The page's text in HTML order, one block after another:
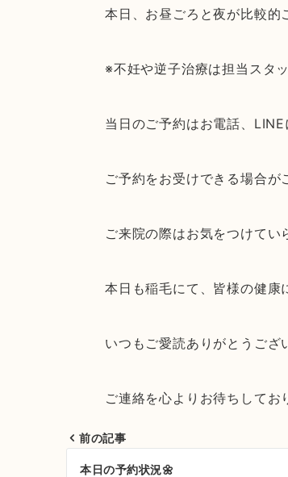
本日、お昼ごろと夜が比較的
※不妊や逆子治療は担当スタ
当日のご予約はお電話、
ご予約をお受けできる場合が
ご来院の際はお気をつけてい
本日も稲毛にて、皆様の健康
いつもご愛読ありがとうござ
ご連絡を心よりお待ちしてお
投
前の記事
本日の予約状況🌼